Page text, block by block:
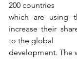
200 countries
which are using
increase their
to the global
development. The